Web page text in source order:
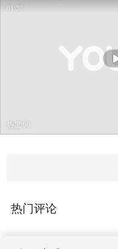
01:30
热度 96
热门评论